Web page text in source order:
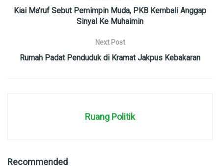
Kiai Ma’ruf Sebut Pemimpin Muda, PKB Kembali Anggap
Sinyal Ke Muhaimin
Next Post
Rumah Padat Penduduk di Kramat Jakpus Kebakaran
Ruang Politik
Recommended